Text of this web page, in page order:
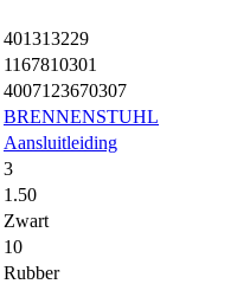
401313229
1167810301
4007123670307
BRENNENSTUHL
Aansluitleiding
3
1.50
Zwart
10
Rubber